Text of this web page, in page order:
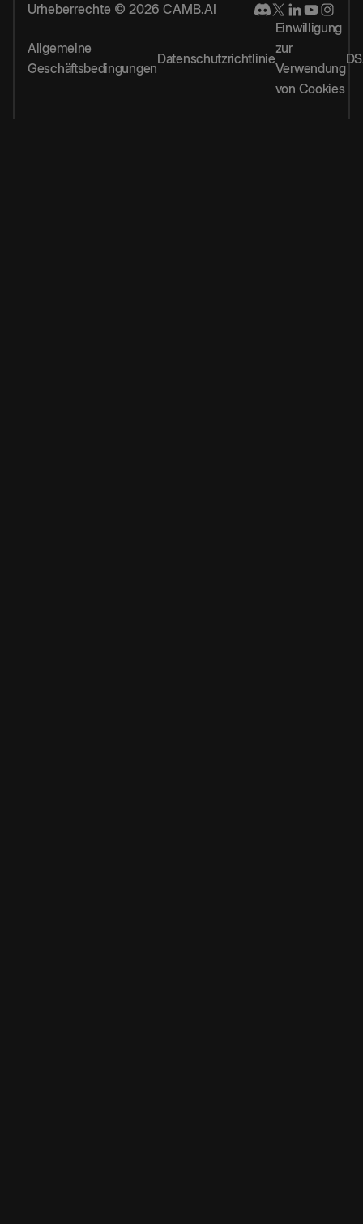
Urheberrechte © 2026 CAMB.AI
Allgemeine
Geschäftsbedingungen
Datenschutzrichtlinie
Einwilligung
zur
Verwendung
von Cookies